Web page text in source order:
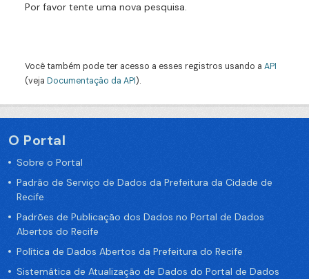
Por favor tente uma nova pesquisa.
Você também pode ter acesso a esses registros usando a API
(veja Documentação da API).
O Portal
Sobre o Portal
Padrão de Serviço de Dados da Prefeitura da Cidade de
Recife
Padrões de Publicação dos Dados no Portal de Dados
Abertos do Recife
Política de Dados Abertos da Prefeitura do Recife
Sistemática de Atualização de Dados do Portal de Dados